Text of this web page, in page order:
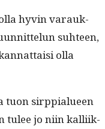
hyvin varauk­
suh­teen,
olla
tuon sirp­pi­alueen
tulee jo niin kalli­ik­